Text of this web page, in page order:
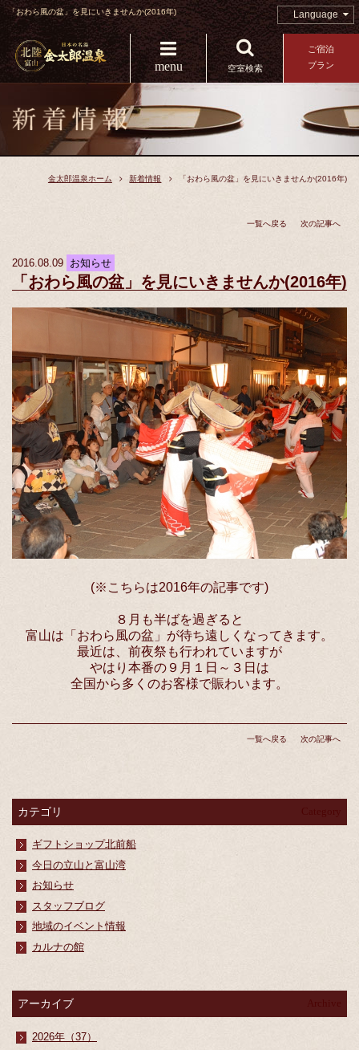
「おわら風の盆」を見にいきませんか(2016年) Language
menu 空室検索
ご宿泊
プラン
金太郎温泉ホーム 新着情報 「おわら風の盆」を見にいきませんか(2016年)
一覧へ戻る 次の記事へ
2016.08.09 お知らせ
「おわら風の盆」を見にいきませんか(2016年)
(※こちらは2016年の記事です)
８月も半ばを過ぎると
富山は「おわら風の盆」が待ち遠しくなってきます。
最近は、前夜祭も行われていますが
やはり本番の９月１日～３日は
全国から多くのお客様で賑わいます。
一覧へ戻る 次の記事へ
カテゴリ
ギフトショップ北前船
今日の立山と富山湾
お知らせ
スタッフブログ
地域のイベント情報
カルナの館
アーカイブ
2026年（37）